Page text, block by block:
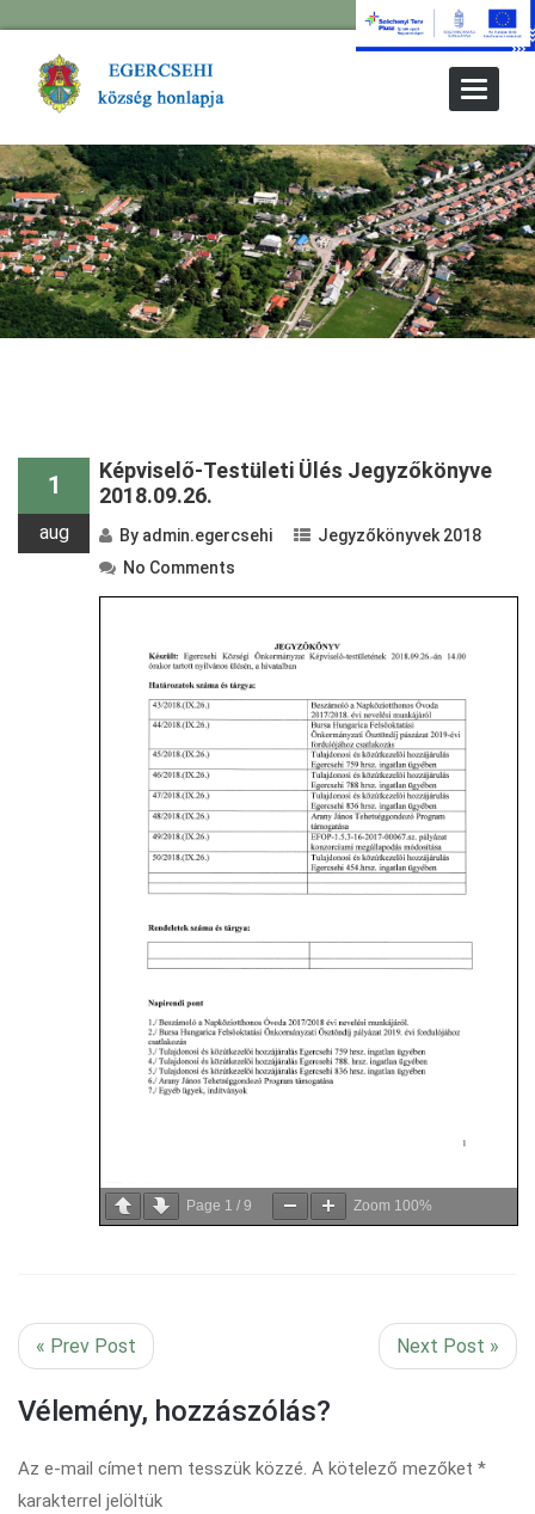
Toggle
1
aug
Képviselő-Testületi Ülés Jegyzőkönyve
2018.09.26.
By admin.egercsehi
Jegyzőkönyvek 2018
No Comments
Page 1 /9 Zoom 100%
« Prev Post Next Post »
Vélemény, hozzászólás?
Az e-mail címet nem tesszük közzé. A kötelező mezőket *
karakterrel jelöltük